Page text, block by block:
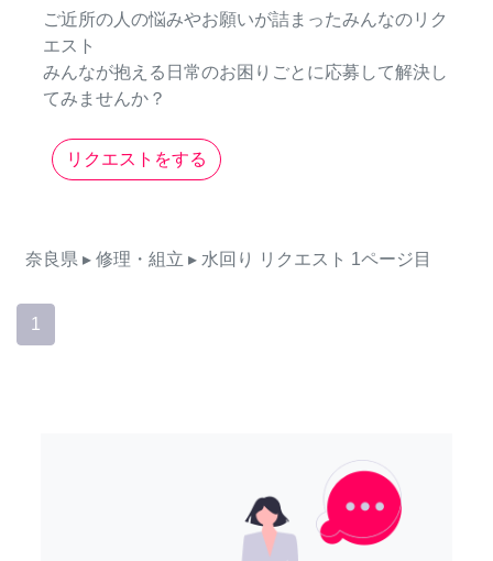
ご近所の人の悩みやお願いが詰まったみんなのリク
エスト
みんなが抱える日常のお困りごとに応募して解決し
てみませんか？
リクエストをする
奈良県 ▸ 修理・組立 ▸ 水回り リクエスト 1ページ目
1